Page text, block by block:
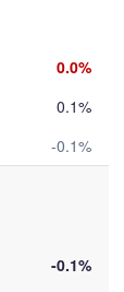
0.0%
0.1%
-0.1%
-0.1%